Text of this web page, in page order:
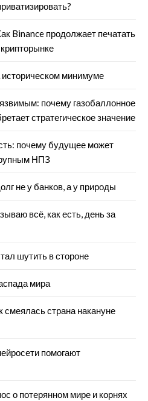
Binance продолжает печатать
историческом минимуме
почему газобаллонное
стратегическое значение
почему будущее может
НПЗ
не у банков, а у природы
всё, как есть, день за
шутить в стороне
мира
страна накануне
помогают
о потерянном мире и корнях